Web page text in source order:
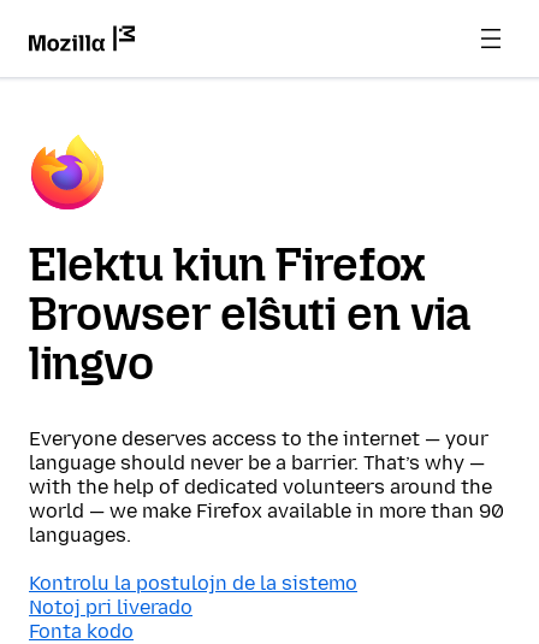
Elektu kiun Firefox
Browser elŝuti en via
lingvo
Everyone deserves access to the internet — your
language should never be a barrier. That’s why —
with the help of dedicated volunteers around the
world — we make Firefox available in more than 90
languages.
Kontrolu la postulojn de la sistemo
Notoj pri liverado
Fonta kodo